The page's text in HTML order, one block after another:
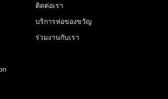
ติดต่อเรา
บริการห่อของขวัญ
ร่วมงานกับเรา